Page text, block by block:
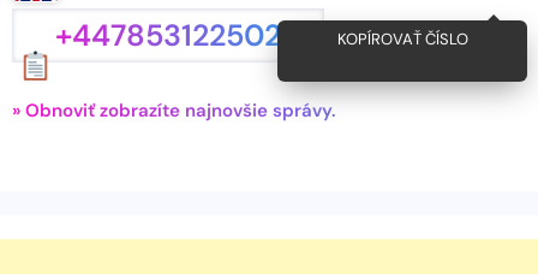
+447853122502 KOPÍROVAŤ ČÍSLO
» Obnoviť zobrazíte najnovšie správy.